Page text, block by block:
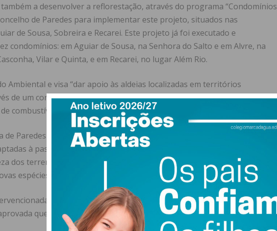
a desenvolver a reflorestação, através do programa “Condomínios
de Paredes para implementar este projeto, situados nas
de Sousa, Sobreira e Recarei. Este projeto já foi executado e
condomínios: em Aguiar de Sousa, na Senhora do Salto e em Alvre, na
Vilar e Quinta, e em Recarei, no lugar Além Rio.
Ambiental e visa “dar apoio às aldeias localizadas em territórios
de um conjunto de ações destinadas a assegurar a alteração do uso e
combustíveis em redor dos aglomerados populacionais”.
de Paredes criou faixas de proteção aos aglomerados urbanos, através
à passagem do fogo, de forma a minimizar o impacto em caso de
dos terrenos, com o destroçamento dos matos, a retirada de espécies
espécies como o medronheiro, a nogueira, o castanheiro e a oliveira”.
foi de 42,48 hectares, representando cerca de 80% da área
que foi de 54,89 hectares.